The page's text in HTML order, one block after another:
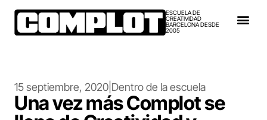
ESCUELA DE
CREATIVIDAD
BARCELONA DESDE
2005
15 septiembre, 2020 Dentro de la escuela
Una vez más Complot se